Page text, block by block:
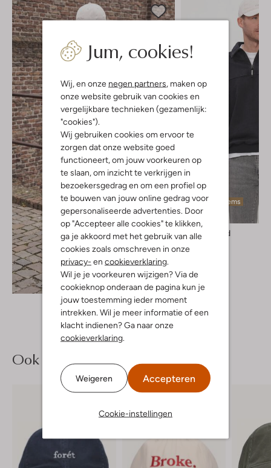
Jum, cookies!
Wij, en onze negen partners, maken op
onze website gebruik van cookies en
vergelijkbare technieken (gezamenlijk:
"cookies").
Wij gebruiken cookies om ervoor te
zorgen dat onze website goed
functioneert, om jouw voorkeuren op
te slaan, om inzicht te verkrijgen in
bezoekersgedrag en om een profiel op
te bouwen van jouw online gedrag voor
gepersonaliseerde advertenties. Door
op "Accepteer alle cookies" te klikken,
ga je akkoord met het gebruik van alle
cookies zoals omschreven in onze
privacy- en cookieverklaring.
Wil je je voorkeuren wijzigen? Via de
cookieknop onderaan de pagina kun je
jouw toestemming ieder moment
intrekken. Wil je meer informatie of een
klacht indienen? Ga naar onze
cookieverklaring.
Weigeren Accepteren
Cookie-instellingen
Ontdek de look
Laatste items
Woodbird
Ook iets voor jou?